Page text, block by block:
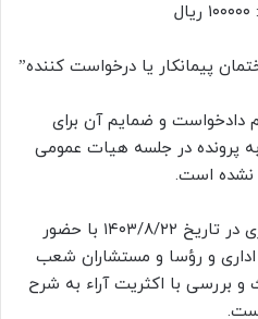
پیمانکار یا درخواست کننده”
دادخواست و ضمایم آن برای
پرونده در جلسه هیات عمومی
نشده است.
هیات عمومی دیوان عدالت اداری در تاریخ ۱۴۰۳/۸/۲۲ با حضور
و رؤسا و مستشاران شعب
بررسی با اکثریت آراء به شرح